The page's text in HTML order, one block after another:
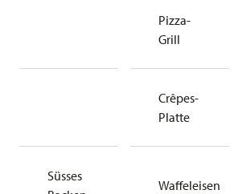
Pizza-
Grill
Crêpes-
Platte
Süsses
Waffeleisen